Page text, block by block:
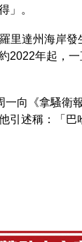
」。
里達州海岸
2022年起，
向《拿騷衛
引述稱：「